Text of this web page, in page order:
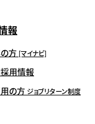
報
方 [マイナビ]
用情報
の方 ジョブリターン制度